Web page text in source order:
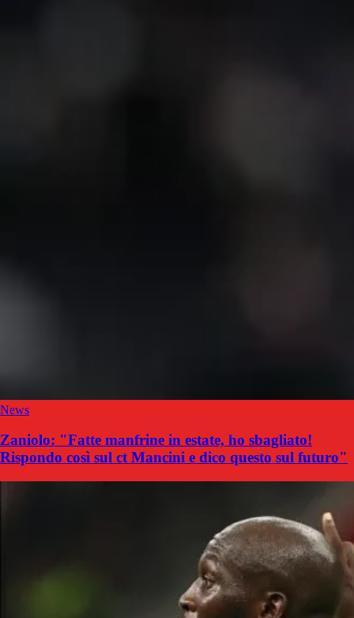
News
Zaniolo: "Fatte manfrine in estate, ho sbagliato!
Rispondo così sul ct Mancini e dico questo sul futuro"